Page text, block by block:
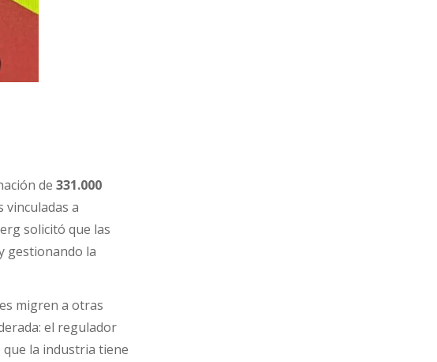
de331.000
vinculadas a
solicitó que las
gestionando la
migren a otras
el regulador
que la industria tiene